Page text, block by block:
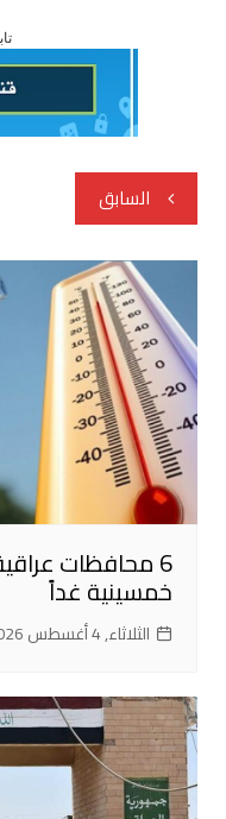
تصفّح
المقالات
السابق
6 محافظات
خمسينية غداً
الثلاثاء, 4 أغسطس 2026, 22:00